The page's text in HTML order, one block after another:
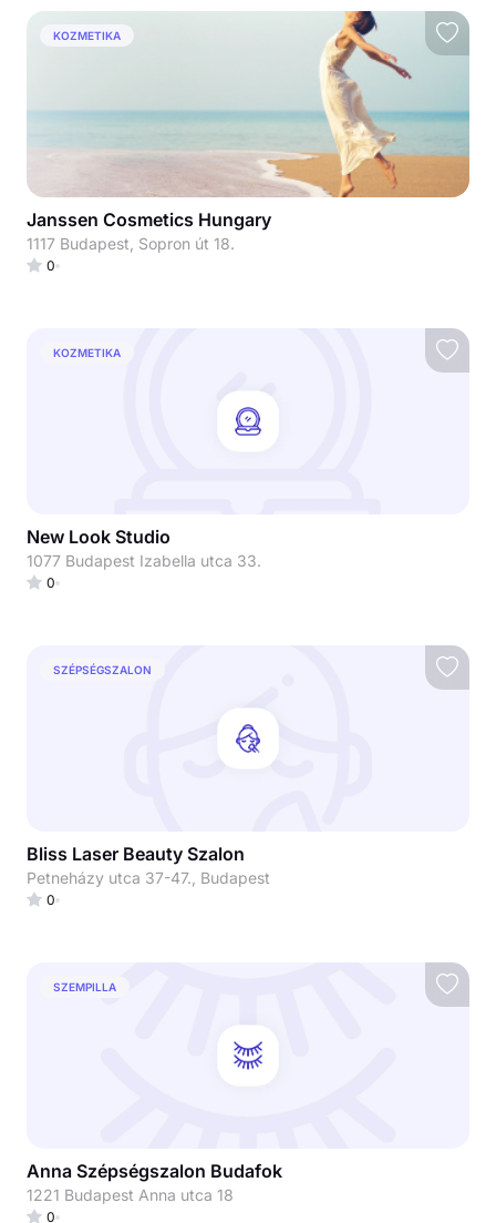
KOZMETIKA
Janssen Cosmetics Hungary
1117 Budapest, Sopron út 18.
0
KOZMETIKA
New Look Studio
1077 Budapest Izabella utca 33.
0
SZÉPSÉGSZALON
Bliss Laser Beauty Szalon
Petneházy utca 37-47., Budapest
0
SZEMPILLA
Anna Szépségszalon Budafok
1221 Budapest Anna utca 18
0